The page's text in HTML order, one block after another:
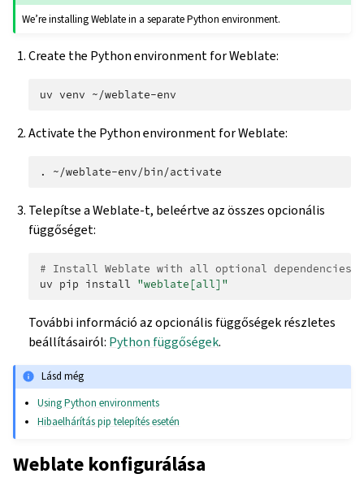
We’re installing Weblate in a separate Python environment.
Create the Python environment for Weblate:
uv venv
Activate the Python environment for Weblate:
.
Telepítse a Weblate-t, beleértve az összes opcionális
függőséget:
# Install Weblate with all optional dependencies
uv pip install "weblate[all]"
További információ az opcionális függőségek részletes
beállításairól: Python függőségek.
Lásd még
Using Python environments
Hibaelhárítás pip telepítés esetén
Weblate konfigurálása